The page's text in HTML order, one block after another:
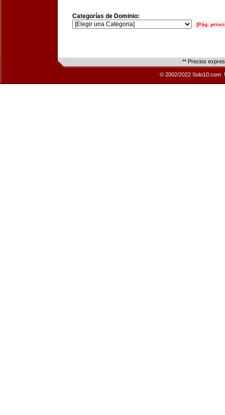
Categorías de Dominio:
[Pág.
** Precios
© 2002/2022 Solo10.com